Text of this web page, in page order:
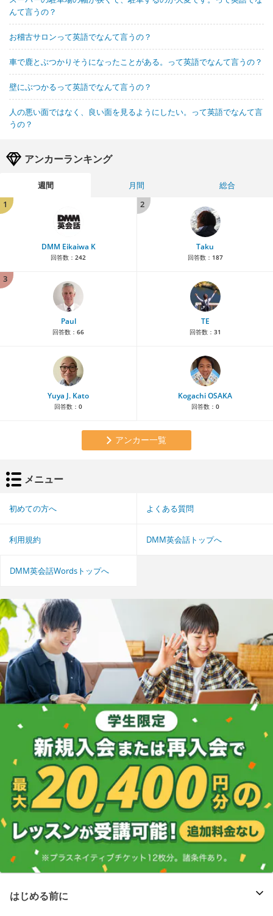
んて言うの？
お稽古サロンって英語でなんて言うの？
車で鹿とぶつかりそうになったことがある。って英語でなんて言うの？
壁にぶつかるって英語でなんて言うの？
人の悪い面ではなく、良い面を見るようにしたい。って英語でなんて言
うの？
アンカーランキング
週間 月間
総合
1
DMM Eikaiwa K
回答数： 242
2
Taku
回答数： 187
3
Paul
回答数： 66
TE
回答数： 31
Yuya J. Kato
回答数： 0
Kogachi OSAKA
回答数： 0
アンカー一覧
メニュー
初めての方へ よくある質問
利用規約 DMM英会話トップへ
DMM英会話Wordsトップへ
はじめる前に